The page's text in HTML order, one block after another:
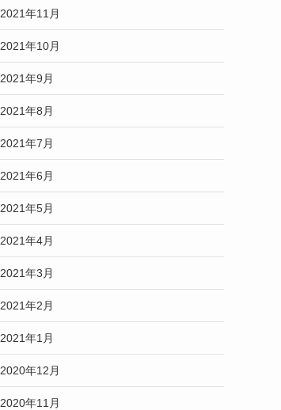
2021年11月
2021年10月
2021年9月
2021年8月
2021年7月
2021年6月
2021年5月
2021年4月
2021年3月
2021年2月
2021年1月
2020年12月
2020年11月